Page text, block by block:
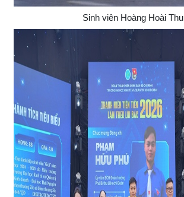
Sinh viên Hoàng Hoài Thu